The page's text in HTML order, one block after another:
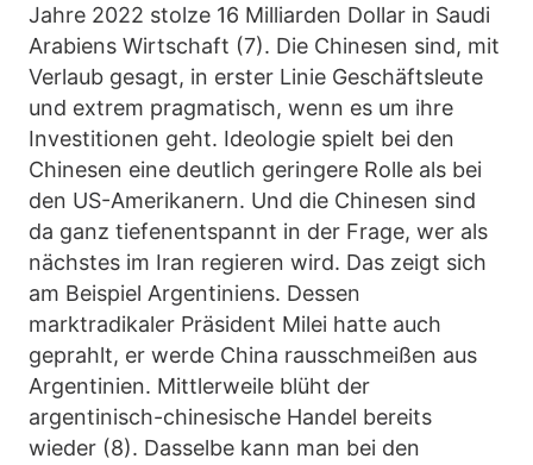
Jahre 2022 stolze 16 Milliarden Dollar in Saudi
Arabiens Wirtschaft (7). Die Chinesen sind, mit
Verlaub gesagt, in erster Linie Geschäftsleute
und extrem pragmatisch, wenn es um ihre
Investitionen geht. Ideologie spielt bei den
Chinesen eine deutlich geringere Rolle als bei
den US-Amerikanern. Und die Chinesen sind
da ganz tiefenentspannt in der Frage, wer als
nächstes im Iran regieren wird. Das zeigt sich
am Beispiel Argentiniens. Dessen
marktradikaler Präsident Milei hatte auch
geprahlt, er werde China rausschmeißen aus
Argentinien. Mittlerweile blüht der
argentinisch-chinesische Handel bereits
wieder (8). Dasselbe kann man bei den